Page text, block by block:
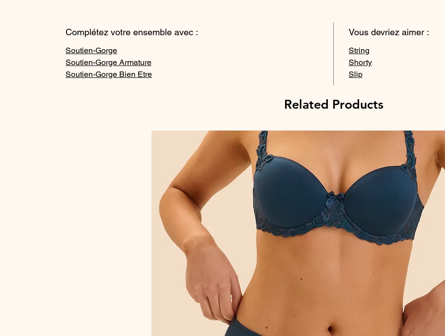
Complétez votre ensemble avec :
Soutien-Gorge
Soutien-Gorge Armature
Soutien-Gorge Bien Etre
Vous devriez aimer :
String
Shorty
Slip
Related Products